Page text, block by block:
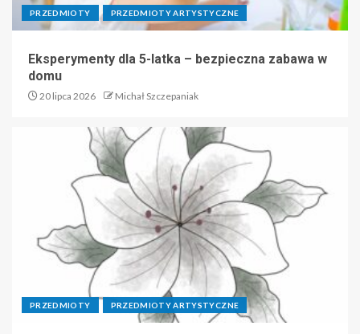
PRZEDMIOTY PRZEDMIOTY ARTYSTYCZNE
Eksperymenty dla 5-latka – bezpieczna zabawa w
domu
20 lipca 2026 Michał Szczepaniak
PRZEDMIOTY PRZEDMIOTY ARTYSTYCZNE